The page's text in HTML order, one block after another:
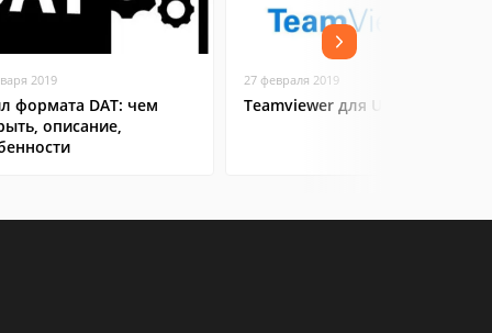
2019
формата DAT: чем
описание,
27 февраля 2019
Teamviewer для Ubuntu